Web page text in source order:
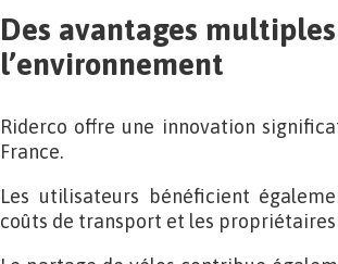
Des avantages
l’environnement
Riderco offre une innovation
France.
Les utilisateurs bénéficient
coûts de transport et les